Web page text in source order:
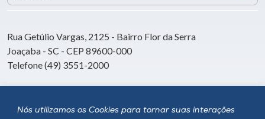
Nós utilizamos os Cookies para tornar suas interações
Rua Getúlio Vargas, 2125 - Bairro Flor da Serra
Joaçaba - SC - CEP 89600-000
Telefone (49) 3551-2000
Siga a Unoesc